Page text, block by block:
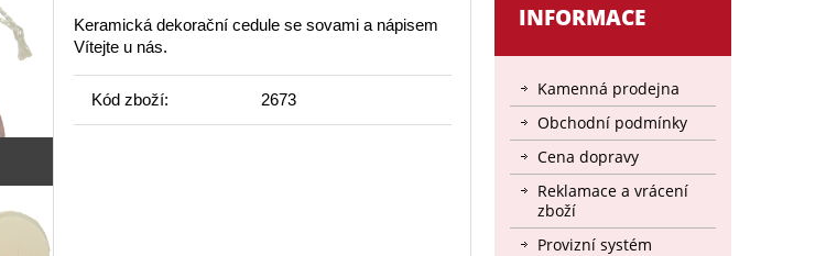
Keramická dekorační cedule se sovami a nápisem
Vítejte u nás.
Kód zboží: 2673
INFORMACE
Kamenná prodejna
Obchodní podmínky
Cena dopravy
Reklamace a vrácení
zboží
Provizní systém